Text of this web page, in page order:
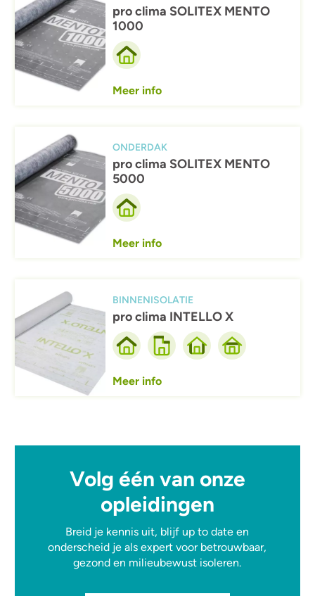
pro clima SOLITEX MENTO
1000
Meer info
Afbeelding
ONDERDAK
pro clima SOLITEX MENTO
5000
Meer info
BINNENISOLATIE
pro clima INTELLO X
Meer info
Volg één van onze
opleidingen
Breid je kennis uit, blijf up to date en
onderscheid je als expert voor betrouwbaar,
gezond en milieubewust isoleren.